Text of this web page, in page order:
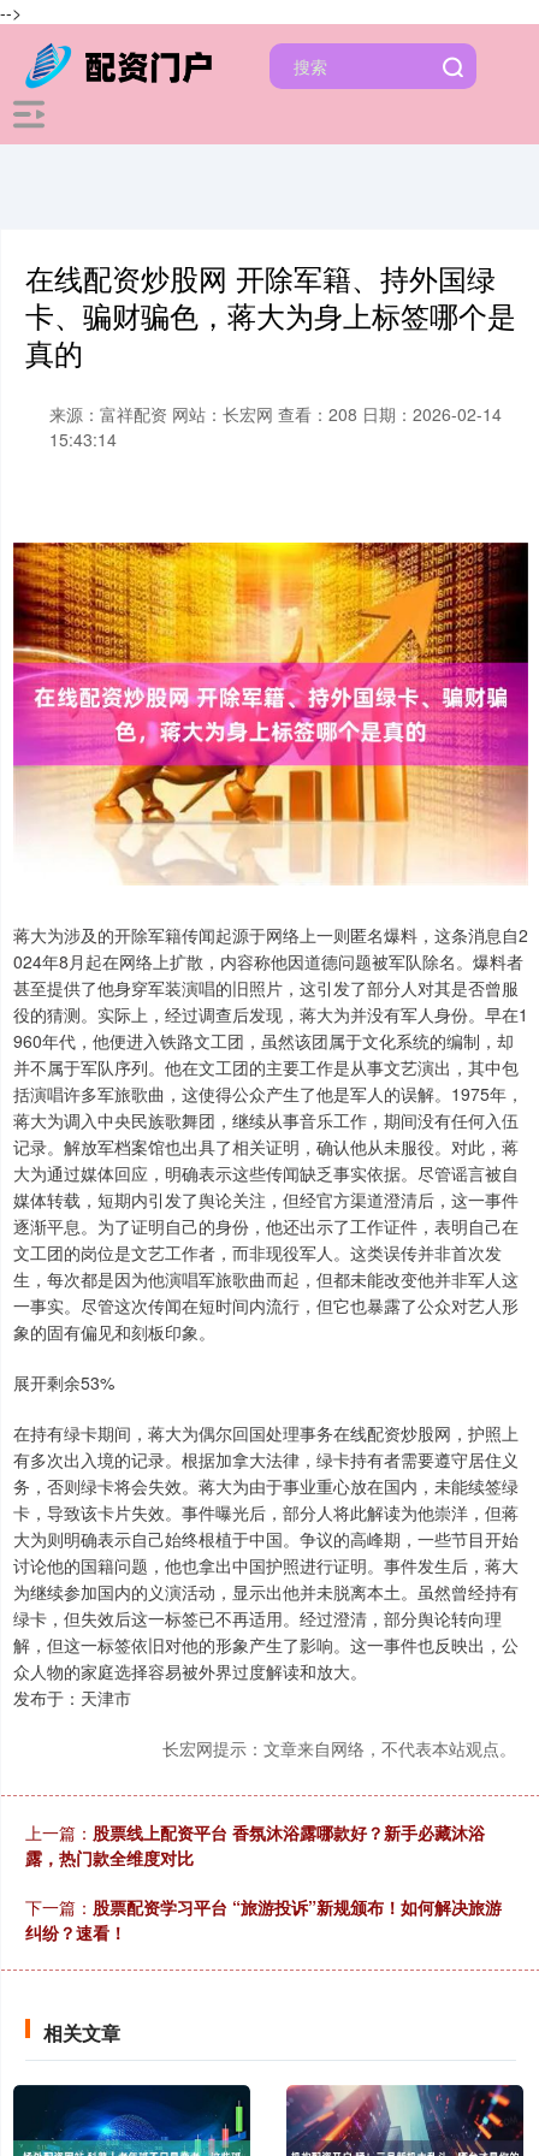
-->
在线配资炒股网 开除军籍、持外国绿
卡、骗财骗色，蒋大为身上标签哪个是
真的
来源：富祥配资 网站：长宏网 查看：208 日期：2026-02-14
15:43:14
蒋大为涉及的开除军籍传闻起源于网络上一则匿名爆料，这条消息自2
024年8月起在网络上扩散，内容称他因道德问题被军队除名。爆料者
甚至提供了他身穿军装演唱的旧照片，这引发了部分人对其是否曾服
役的猜测。实际上，经过调查后发现，蒋大为并没有军人身份。早在1
960年代，他便进入铁路文工团，虽然该团属于文化系统的编制，却
并不属于军队序列。他在文工团的主要工作是从事文艺演出，其中包
括演唱许多军旅歌曲，这使得公众产生了他是军人的误解。1975年，
蒋大为调入中央民族歌舞团，继续从事音乐工作，期间没有任何入伍
记录。解放军档案馆也出具了相关证明，确认他从未服役。对此，蒋
大为通过媒体回应，明确表示这些传闻缺乏事实依据。尽管谣言被自
媒体转载，短期内引发了舆论关注，但经官方渠道澄清后，这一事件
逐渐平息。为了证明自己的身份，他还出示了工作证件，表明自己在
文工团的岗位是文艺工作者，而非现役军人。这类误传并非首次发
生，每次都是因为他演唱军旅歌曲而起，但都未能改变他并非军人这
一事实。尽管这次传闻在短时间内流行，但它也暴露了公众对艺人形
象的固有偏见和刻板印象。
展开剩余53%
在持有绿卡期间，蒋大为偶尔回国处理事务在线配资炒股网，护照上
有多次出入境的记录。根据加拿大法律，绿卡持有者需要遵守居住义
务，否则绿卡将会失效。蒋大为由于事业重心放在国内，未能续签绿
卡，导致该卡片失效。事件曝光后，部分人将此解读为他崇洋，但蒋
大为则明确表示自己始终根植于中国。争议的高峰期，一些节目开始
讨论他的国籍问题，他也拿出中国护照进行证明。事件发生后，蒋大
为继续参加国内的义演活动，显示出他并未脱离本土。虽然曾经持有
绿卡，但失效后这一标签已不再适用。经过澄清，部分舆论转向理
解，但这一标签依旧对他的形象产生了影响。这一事件也反映出，公
众人物的家庭选择容易被外界过度解读和放大。
发布于：天津市
长宏网提示：文章来自网络，不代表本站观点。
上一篇： 股票线上配资平台 香氛沐浴露哪款好？新手必藏沐浴
露，热门款全维度对比
下一篇： 股票配资学习平台 “旅游投诉”新规颁布！如何解决旅游
纠纷？速看！
相关文章